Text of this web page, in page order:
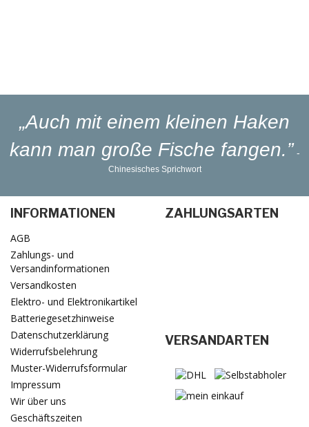
„Auch mit einem kleinen Haken
kann man große Fische fangen.” -
Chinesisches Sprichwort
INFORMATIONEN
AGB
Zahlungs- und
Versandinformationen
Versandkosten
Elektro- und Elektronikartikel
Batteriegesetzhinweise
Datenschutzerklärung
Widerrufsbelehrung
Muster-Widerrufsformular
Impressum
Wir über uns
Geschäftszeiten
ZAHLUNGSARTEN
VERSANDARTEN